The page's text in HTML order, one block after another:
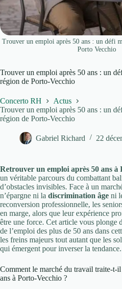
Trouver un emploi après 50 ans : un défi
Porto Vecchio
Trouver un emploi après 50 ans : un
région de Porto-Vecchio
Concerto RH
Actus
Trouver un emploi après 50 ans : un
région de Porto-Vecchio
Gabriel Richard 22
Retrouver un emploi après 50 ans à
un véritable parcours du combattant
d’obstacles invisibles. Face à un
n’épargne ni la discrimination âge ni
reconversion professionnelle, les
en marge, alors que leur expérience
être une force. Cet article vous plonge
de l’emploi des plus de 50 ans dans
les freins majeurs tout autant que les
qui émergent pour inverser la tendance.
Comment le marché du travail traite-t-il
ans à Porto-Vecchio ?